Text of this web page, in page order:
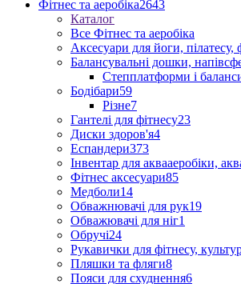
Фітнес та аеробіка2643
Каталог
Все Фітнес та аеробіка
Аксесуари для йоги, пілатесу,
Балансувальні дошки,
Степплатформи і
Бодібари59
Різне7
Гантелі для фітнесу23
Диски здоров'я4
Еспандери373
Інвентар для аквааеробіки,
Фітнес аксесуари85
Медболи14
Обважнювачі для рук19
Обважювачі для ніг1
Обручі24
Рукавички для фітнесу,
Пляшки та фляги8
Пояси для схуднення6